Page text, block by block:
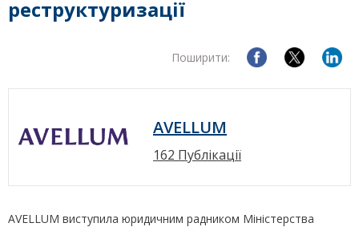
реструктуризації
Поширити:
AVELLUM
162 Публікації
AVELLUM виступила юридичним радником Міністерства